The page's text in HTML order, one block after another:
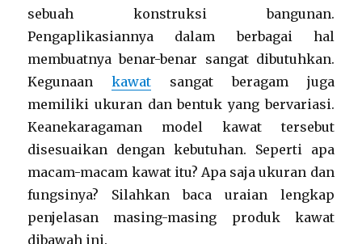
sebuah konstruksi bangunan.
Pengaplikasiannya dalam berbagai hal
membuatnya benar-benar sangat dibutuhkan.
Kegunaankawat sangat beragam juga
memiliki ukuran dan bentuk yang bervariasi.
Keanekaragaman model kawat tersebut
disesuaikan dengan kebutuhan. Seperti apa
macam-macam kawat itu? Apa saja ukuran dan
fungsinya? Silahkan baca uraian lengkap
penjelasan masing-masing produk kawat
dibawah ini.